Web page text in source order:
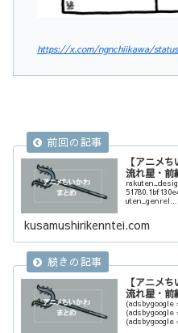
https://x.com/ngnchiikawa/
【アニメ
流れ星・前
uten_genreI...
kusamushirikenntei.com
【アニメ
流れ星・前
(adsbygoogle